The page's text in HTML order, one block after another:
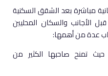
مباشرة بعد الشقق السكنية
الأجانب والسكان المحليين
عدة من أهمها:
حيث تمنح صاحبها الكثير من